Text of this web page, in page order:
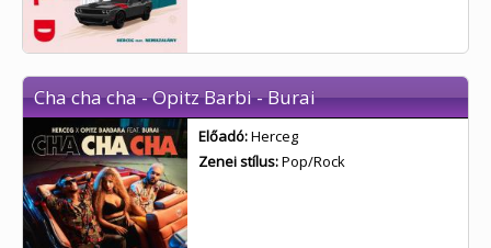
Cha cha cha - Opitz Barbi - Burai
Előadó:Herceg
Zenei stílus:Pop/Rock